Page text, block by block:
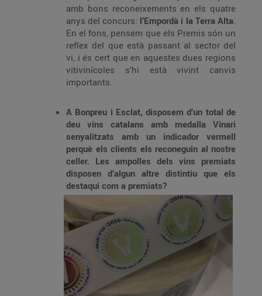
amb bons reconeixements en els quatre
anys del concurs: l’Empordà i la Terra Alta.
En el fons, pensem que els Premis són un
reflex del que està passant al sector del
vi, i és cert que en aquestes dues regions
vitivinícoles s’hi està vivint canvis
importants.
A Bonpreu i Esclat, disposem d’un total de
deu vins catalans amb medalla Vinari
senyalitzats amb un indicador vermell
perquè els clients els reconeguin al nostre
celler. Les ampolles dels vins premiats
disposen d’algun altre distintiu que els
destaqui com a premiats?